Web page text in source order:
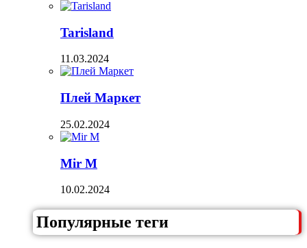
Tarisland
11.03.2024
Плей Маркет
25.02.2024
Mir M
10.02.2024
Популярные теги